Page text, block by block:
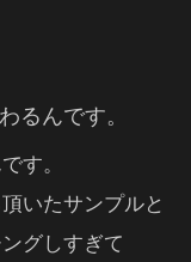
るんです。
す。
いたサンプルと
グしすぎて